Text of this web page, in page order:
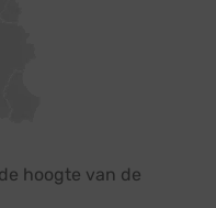
hoogte van de